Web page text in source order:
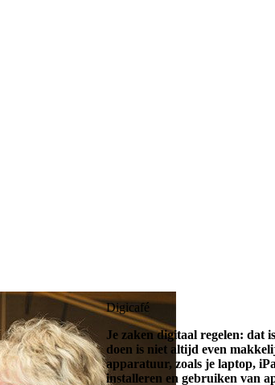
Digicafé
Je zaken digitaal regelen: dat
doen is niet altijd even
apparatuur, zoals je laptop,
installeren en gebruiken van